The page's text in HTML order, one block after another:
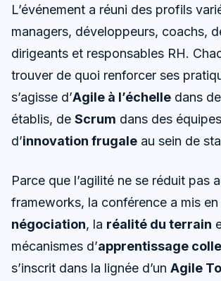
L’événement a réuni des profils
managers, développeurs, coachs,
dirigeants et responsables RH.
trouver de quoi renforcer ses
s’agisse d’Agile à l’échelle dans
établis, de Scrum dans des
d’innovation frugale au sein de
Parce que l’agilité ne se réduit pas
frameworks, la conférence a mis en
négociation, la réalité du terrain
mécanismes d’apprentissage
s’inscrit dans la lignée d’un Agile